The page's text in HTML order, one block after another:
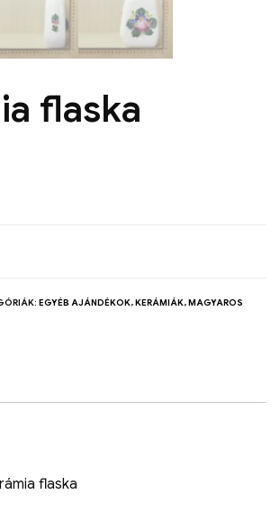
flaska
EGYÉB AJÁNDÉKOK,KERÁMIÁK,MAGYAROS
flaska